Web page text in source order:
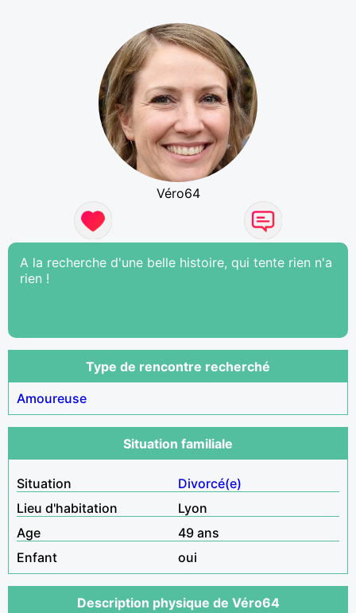
Véro64
A la recherche d'une belle histoire, qui tente rien n'a
rien !
Type de rencontre recherché
Amoureuse
Situation familiale
Situation
Divorcé(e)
Lieu d'habitation
Lyon
Age
49 ans
Enfant
oui
Description physique de Véro64